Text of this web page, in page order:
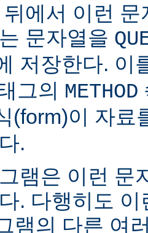
에서 이런
문자열을
저장한다. 이
그의 METHOD
(form)이 자료
.
램은 이런 문
. 다행히도
램의 다른 여